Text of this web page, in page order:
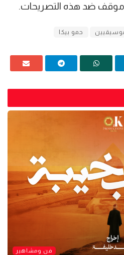
موقف ضد هذه التصريحات.
حمو بيكا
فن ومشاهير